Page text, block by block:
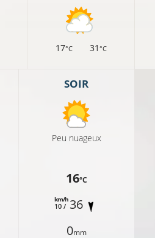
17°C 31 °C
SOIR
Peu nuageux
16°C
10 /
km/h 36
0mm